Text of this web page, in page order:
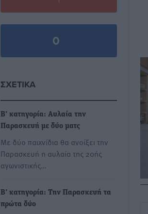
0
ΣΧΕΤΙΚΆ
Β’ κατηγορία: Αυλαία την
Παρασκευή με δύο ματς
Με δύο παιχνίδια θα ανοίξει την
Παρασκευή η αυλαία της 20ής
αγωνιστικής…
Β’ κατηγορία: Την Παρασκευή τα
πρώτα δύο